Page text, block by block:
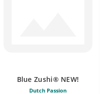
Blue Zushi® NEW!
Dutch Passion